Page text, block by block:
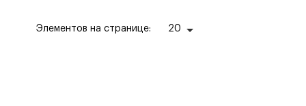
Элементов на странице: 20